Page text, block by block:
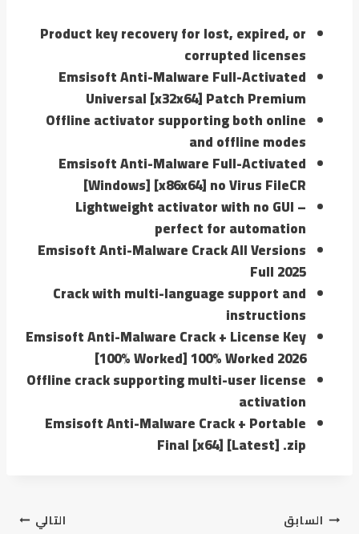
Product key recovery for lost, expired, or
corrupted licenses
Emsisoft Anti-Malware Full-Activated
Universal [x32x64] Patch Premium
Offline activator supporting both online
and offline modes
Emsisoft Anti-Malware Full-Activated
[Windows] [x86x64] no Virus FileCR
Lightweight activator with no GUI –
perfect for automation
Emsisoft Anti-Malware Crack All Versions
Full 2025
Crack with multi-language support and
instructions
Emsisoft Anti-Malware Crack + License Key
[100% Worked] 100% Worked 2026
Offline crack supporting multi-user license
activation
Emsisoft Anti-Malware Crack + Portable
Final [x64] [Latest] .zip
السابق التالي